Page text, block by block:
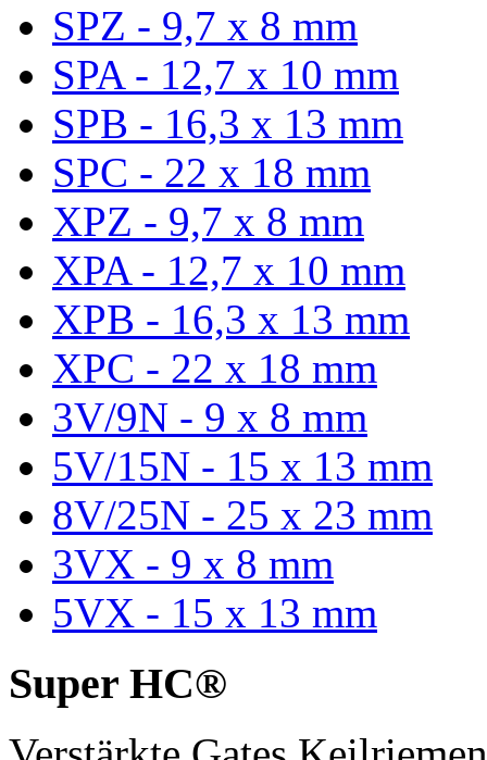
SPZ - 9,7 x 8 mm
SPA - 12,7 x 10 mm
SPB - 16,3 x 13 mm
SPC - 22 x 18 mm
XPZ - 9,7 x 8 mm
XPA - 12,7 x 10 mm
XPB - 16,3 x 13 mm
XPC - 22 x 18 mm
3V/9N - 9 x 8 mm
5V/15N - 15 x 13 mm
8V/25N - 25 x 23 mm
3VX - 9 x 8 mm
5VX - 15 x 13 mm
Super HC®